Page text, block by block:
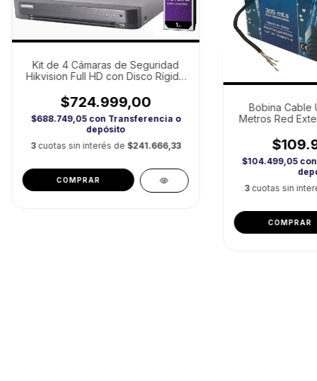
Kit de 4 Cámaras de Seguridad
Hikvision Full HD con Disco Rígido
$724.999,00
$688.749,05 con Transferencia o
depósito
3 cuotas sin interés de $241.666,33
COMPRAR
Bobina Cable
Metros Red
$104.499,05 con
3 cuotas sin